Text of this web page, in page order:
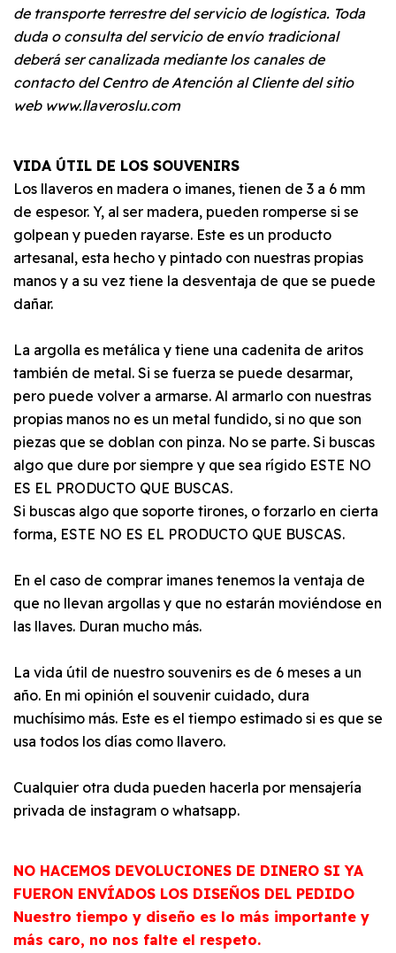
de transporte terrestre del servicio de logística. Toda
duda o consulta del servicio de envío tradicional
deberá ser canalizada mediante los canales de
contacto del Centro de Atención al Cliente del sitio
web www.llaveroslu.com
VIDA ÚTIL DE LOS SOUVENIRS
Los llaveros en madera o imanes, tienen de 3 a 6 mm
de espesor. Y, al ser madera, pueden romperse si se
golpean y pueden rayarse. Este es un producto
artesanal, esta hecho y pintado con nuestras propias
manos y a su vez tiene la desventaja de que se puede
dañar.
La argolla es metálica y tiene una cadenita de aritos
también de metal. Si se fuerza se puede desarmar,
pero puede volver a armarse. Al armarlo con nuestras
propias manos no es un metal fundido, si no que son
piezas que se doblan con pinza. No se parte. Si buscas
algo que dure por siempre y que sea rígido ESTE NO
ES EL PRODUCTO QUE BUSCAS.
Si buscas algo que soporte tirones, o forzarlo en cierta
forma, ESTE NO ES EL PRODUCTO QUE BUSCAS.
En el caso de comprar imanes tenemos la ventaja de
que no llevan argollas y que no estarán moviéndose en
las llaves. Duran mucho más.
La vida útil de nuestro souvenirs es de 6 meses a un
año. En mi opinión el souvenir cuidado, dura
muchísimo más. Este es el tiempo estimado si es que se
usa todos los días como llavero.
Cualquier otra duda pueden hacerla por mensajería
privada de instagram o whatsapp.
NO HACEMOS DEVOLUCIONES DE DINERO SI YA
FUERON ENVÍADOS LOS DISEÑOS DEL PEDIDO
Nuestro tiempo y diseño es lo más importante y
más caro, no nos falte el respeto.